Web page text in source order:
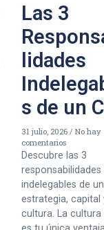
Las 3
lidades
s de un
31 julio, 2026 No hay
comentarios
Descubre las 3
responsabilidades
indelegables de un
estrategia, capital
cultura. La